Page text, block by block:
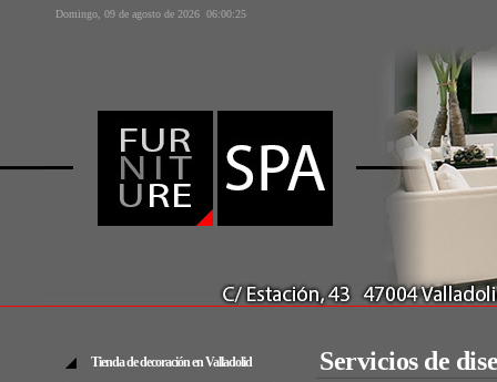
Domingo, 09 de agosto de 2026 06:00:25
Tienda de decoración en Valladolid Servicios de